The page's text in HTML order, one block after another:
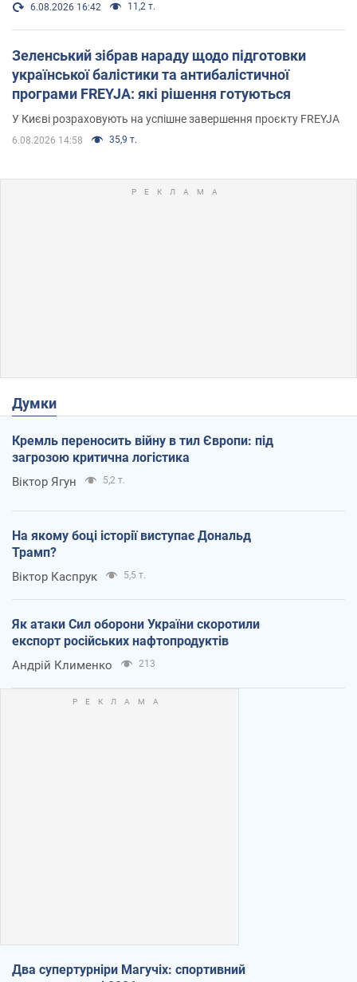
6.08.2026 16:42 11,2 т.
Зеленський зібрав нараду щодо підготовки
української балістики та антибалістичної
програми FREYJA: які рішення готуються
У Києві розраховують на успішне завершення проєкту FREYJA
6.08.2026 14:58 35,9 т.
Думки
Кремль переносить війну в тил Європи: під
загрозою критична логістика
Віктор Ягун 5,2 т.
На якому боці історії виступає Дональд
Трамп?
Віктор Каспрук 5,5 т.
Як атаки Сил оборони України скоротили
експорт російських нафтопродуктів
Андрій Клименко 213
Два супертурніри Магучіх: спортивний